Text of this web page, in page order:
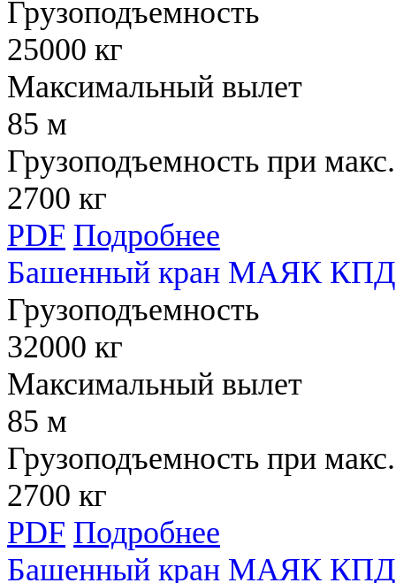
Грузоподъемность
25000 кг
Максимальный вылет
85 м
Грузоподъемность при
2700 кг
PDF Подробнее
Башенный кран МАЯК КПД
Грузоподъемность
32000 кг
Максимальный вылет
85 м
Грузоподъемность при
2700 кг
PDF Подробнее
Башенный кран МАЯК КПД